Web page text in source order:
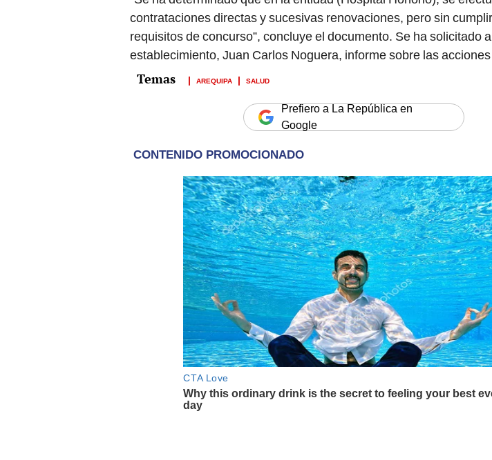
contrataciones directas y sucesivas renovaciones, pero sin
requisitos de concurso”, concluye el documento. Se ha solicitado
establecimiento, Juan Carlos Noguera, informe sobre las
AREQUIPA SALUD
Prefiero a La República en
Google